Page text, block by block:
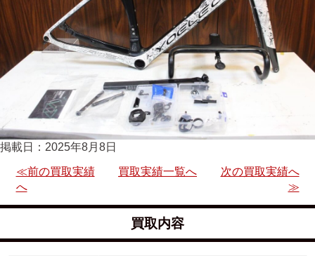
掲載日：2025年8月8日
≪前の買取実績
へ
買取実績一覧へ
次の買取実績へ
≫
買取内容